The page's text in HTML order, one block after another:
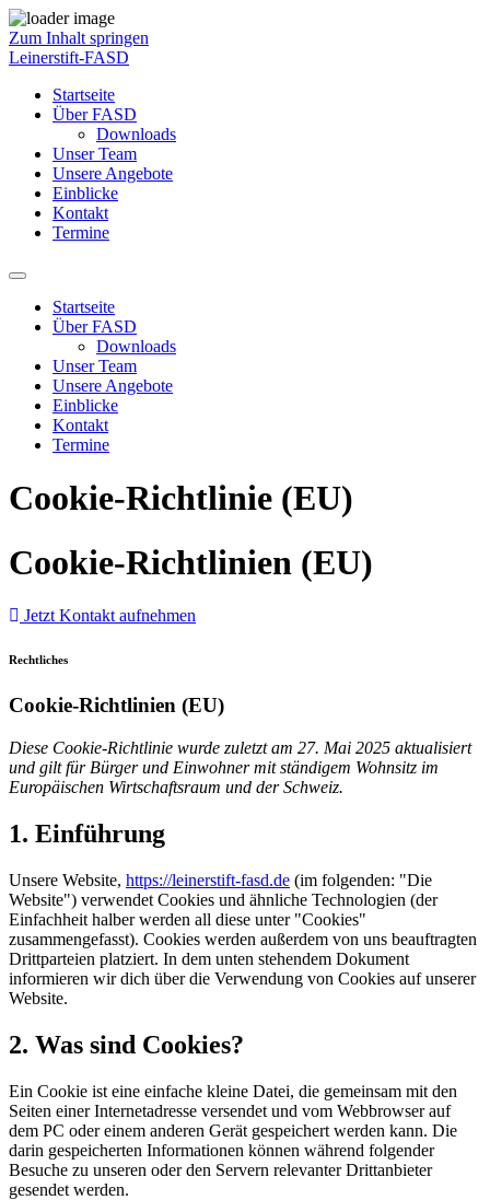
Zum Inhalt springen
Leinerstift-FASD
Startseite
Über FASD
Downloads
Unser Team
Unsere Angebote
Einblicke
Kontakt
Termine
Startseite
Über FASD
Downloads
Unser Team
Unsere Angebote
Einblicke
Kontakt
Termine
Cookie-Richtlinie (EU)
Cookie-Richtlinien (EU)
Jetzt Kontakt aufnehmen
Rechtliches
Cookie-Richtlinien (EU)
Diese Cookie-Richtlinie wurde zuletzt am 27. Mai 2025 aktualisiert
und gilt für Bürger und Einwohner mit ständigem Wohnsitz im
Europäischen Wirtschaftsraum und der Schweiz.
1. Einführung
Unsere Website, https://leinerstift-fasd.de (im folgenden: "Die
Website") verwendet Cookies und ähnliche Technologien (der
Einfachheit halber werden all diese unter "Cookies"
zusammengefasst). Cookies werden außerdem von uns beauftragten
Drittparteien platziert. In dem unten stehendem Dokument
informieren wir dich über die Verwendung von Cookies auf unserer
Website.
2. Was sind Cookies?
Ein Cookie ist eine einfache kleine Datei, die gemeinsam mit den
Seiten einer Internetadresse versendet und vom Webbrowser auf
dem PC oder einem anderen Gerät gespeichert werden kann. Die
darin gespeicherten Informationen können während folgender
Besuche zu unseren oder den Servern relevanter Drittanbieter
gesendet werden.